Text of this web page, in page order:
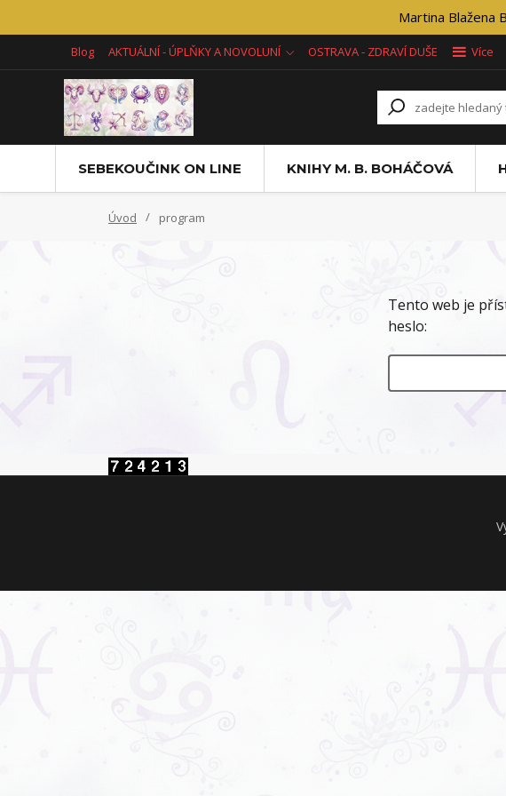
Martina Blažena
Blog AKTUÁLNÍ - ÚPLŇKY A NOVOLUNÍ OSTRAVA - ZDRAVÍ DUŠE Více
SEBEKOUČINK ON LINE KNIHY M. B. BOHÁČOVÁ
Úvod program
Tento web je
heslo: